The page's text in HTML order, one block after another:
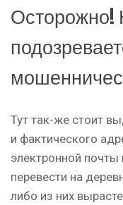
Осторожно!
Тут так-же стоит
и фактического
электронной почты
перевести на
либо из них